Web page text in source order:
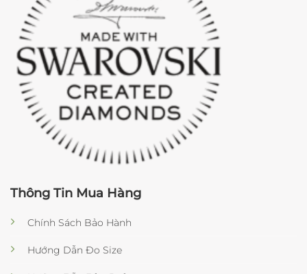
Thông Tin Mua Hàng
Chính Sách Bảo Hành
Hướng Dẫn Đo Size